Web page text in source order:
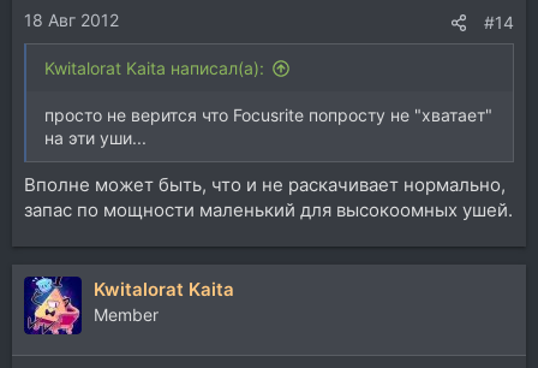
18 Авг 2012 #14
Kwitalorat Kaita написал(а):
просто не верится что Focusrite попросту не "хватает"
на эти уши...
Вполне может быть, что и не раскачивает нормально,
запас по мощности маленький для высокоомных ушей.
Kwitalorat Kaita
Member